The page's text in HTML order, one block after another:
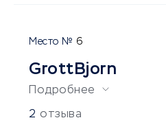
6
GrottBjorn
Подробнее
2 отзыва